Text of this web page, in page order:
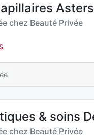
Asters
chez Beauté Privée
& soins
chez Beauté Privée